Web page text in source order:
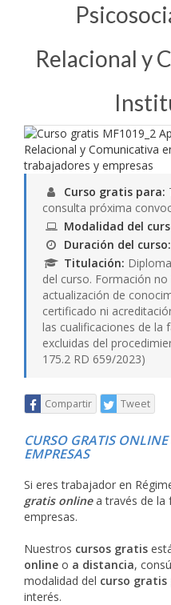
Relacional y
Curso gratis para:
consulta próxima
Modalidad del
Duración del curso:
Titulación:
del curso. Formación
actualización de
certificado ni
las cualificaciones de la
excluidas del
175.2 RD 659/2023)
Compartir Tweet
CURSO GRATIS
EMPRESAS
Si eres trabajador en
gratis onlinea través de la
empresas.
Nuestros cursos gratis
online o a distancia,
modalidad del curso
interés.